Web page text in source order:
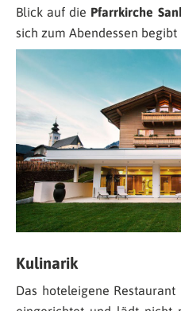
Blick auf die Pfarrkirche
sich zum Abendessen begibt
Kulinarik
Das hoteleigene